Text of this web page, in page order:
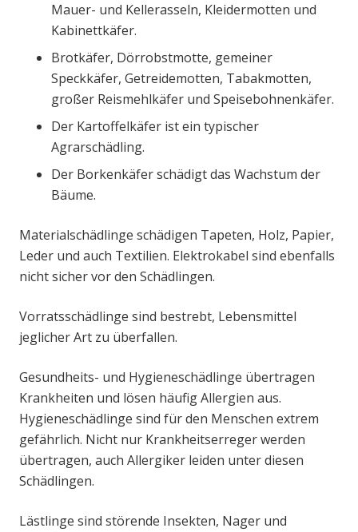
Mauer- und Kellerasseln, Kleidermotten und
Kabinettkäfer.
Brotkäfer, Dörrobstmotte, gemeiner
Speckkäfer, Getreidemotten, Tabakmotten,
großer Reismehlkäfer und Speisebohnenkäfer.
Der Kartoffelkäfer ist ein typischer
Agrarschädling.
Der Borkenkäfer schädigt das Wachstum der
Bäume.
Materialschädlinge schädigen Tapeten, Holz, Papier,
Leder und auch Textilien. Elektrokabel sind ebenfalls
nicht sicher vor den Schädlingen.
Vorratsschädlinge sind bestrebt, Lebensmittel
jeglicher Art zu überfallen.
Gesundheits- und Hygieneschädlinge übertragen
Krankheiten und lösen häufig Allergien aus.
Hygieneschädlinge sind für den Menschen extrem
gefährlich. Nicht nur Krankheitserreger werden
übertragen, auch Allergiker leiden unter diesen
Schädlingen.
Lästlinge sind störende Insekten, Nager und